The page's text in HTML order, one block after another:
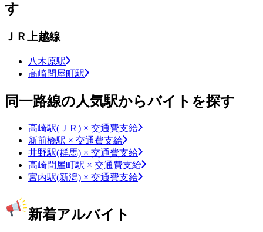
す
ＪＲ上越線
八木原駅
高崎問屋町駅
同一路線の人気駅からバイトを探す
高崎駅(ＪＲ) × 交通費支給
新前橋駅 × 交通費支給
井野駅(群馬) × 交通費支給
高崎問屋町駅 × 交通費支給
宮内駅(新潟) × 交通費支給
新着アルバイト